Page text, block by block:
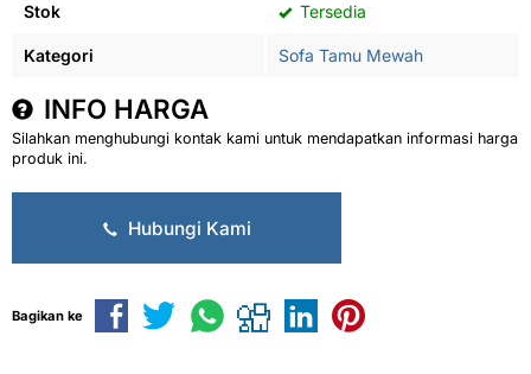
Stok Tersedia
Kategori Sofa Tamu Mewah
INFO HARGA
Silahkan menghubungi kontak kami untuk mendapatkan informasi harga
produk ini.
Hubungi Kami
Bagikan ke